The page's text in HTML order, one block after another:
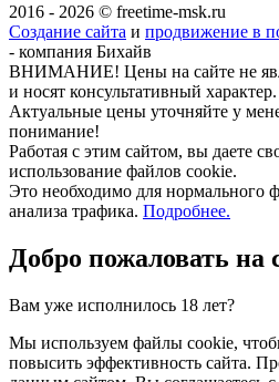
2016 - 2026 © freetime-msk.ru
Создание сайта и продвижение в
- компания Бихайв
ВНИМАНИЕ! Цены на сайте не
и носят консультативный характер.
Актуальные цены уточняйте у
понимание!
Работая с этим сайтом, вы даете
использование файлов cookie.
Это необходимо для нормального
анализа трафика. Подробнее.
Добро пожаловать на
Вам уже исполнилось 18 лет?
Мы используем файлы cookie,
повысить эффективность сайта.